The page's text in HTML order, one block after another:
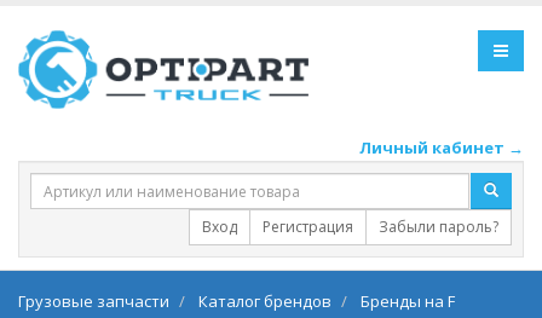
Личный кабинет →
Вход Регистрация Забыли пароль?
Грузовые запчасти Каталог брендов
Бренды на F